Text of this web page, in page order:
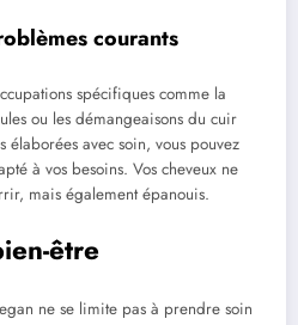
courants
spécifiques comme la
ou les démangeaisons du cuir
élaborées avec soin, vous pouvez
à vos besoins. Vos cheveux ne
mais également épanouis.
être
ne se limite pas à prendre soin